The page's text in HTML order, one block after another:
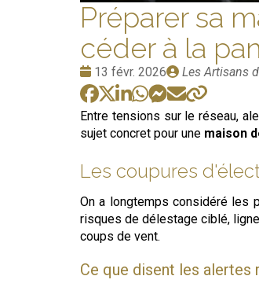
Préparer sa
céder à la
Date
:
13 févr. 2026
Publié
par
Les Artisans
Entre tensions sur le réseau,
sujet concret pour une maison
Les coupures
On a longtemps considéré les
risques de délestage ciblé,
coups de vent.
Ce que disent les alertes